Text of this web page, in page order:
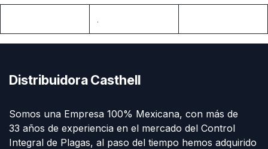
.
Distribuidora Casthell
Somos una Empresa 100% Mexicana, con más de
33 años de experiencia en el mercado del Control
Integral de Plagas, al paso del tiempo hemos adquirido